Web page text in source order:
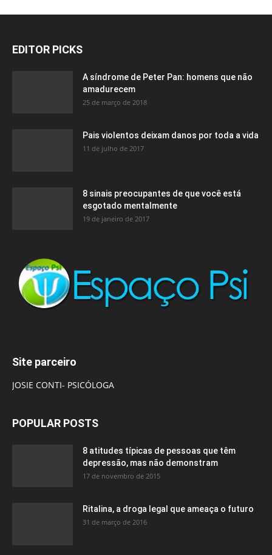
EDITOR PICKS
A síndrome de Peter Pan: homens que não
amadurecem
25 de março de 2018
Pais violentos deixam danos por toda a vida
11 de julho de 2017
8 sinais preocupantes de que você está
esgotado mentalmente
19 de janeiro de 2017
Site parceiro
JOSIE CONTI- PSICÓLOGA
POPULAR POSTS
8 atitudes típicas de pessoas que têm
depressão, mas não demonstram
17 de novembro de 2015
Ritalina, a droga legal que ameaça o futuro
31 de março de 2016